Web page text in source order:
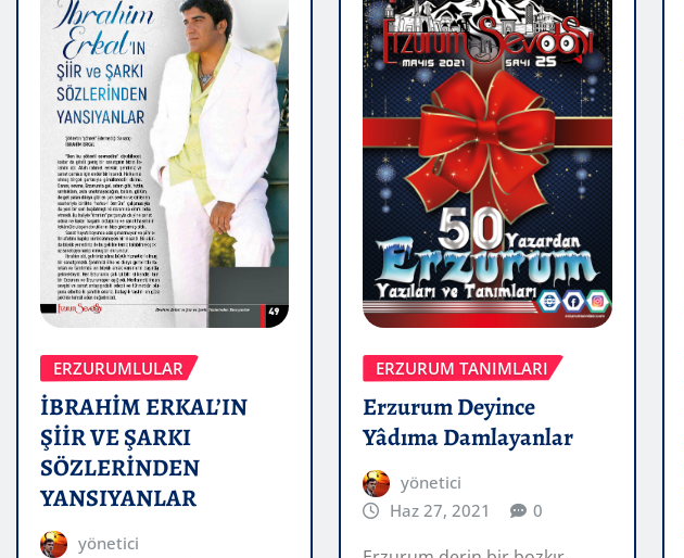
ERZURUMLULAR
İBRAHİM ERKAL’IN
ŞİİR VE ŞARKI
SÖZLERİNDEN
YANSIYANLAR
yönetici
ERZURUM TANIMLARI
Erzurum Deyince
Yâdıma Damlayanlar
yönetici
Haz 27, 2021
0